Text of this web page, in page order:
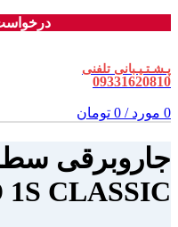
پـشـتـیـبانی تلفنی
09331620810
0 مورد /
0 تومان
جاروبرقی
1S CLASSIC